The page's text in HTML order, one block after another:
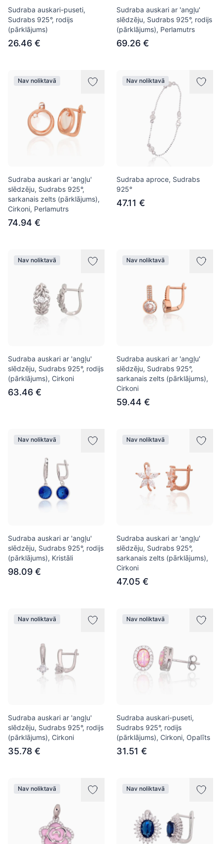
Sudraba auskari-puseti,
Sudrabs 925°, rodijs
(pārklājums)
26.46 €
Sudraba auskari ar 'angļu'
slēdzēju, Sudrabs 925°, rodijs
(pārklājums), Perlamutrs
69.26 €
Nav noliktavā
Sudraba auskari ar 'angļu'
slēdzēju, Sudrabs 925°,
sarkanais zelts (pārklājums),
Cirkoni, Perlamutrs
74.94 €
Nav noliktavā
Sudraba aproce, Sudrabs
925°
47.11 €
Nav noliktavā
Sudraba auskari ar 'angļu'
slēdzēju, Sudrabs 925°, rodijs
(pārklājums), Cirkoni
63.46 €
Nav noliktavā
Sudraba auskari ar 'angļu'
slēdzēju, Sudrabs 925°,
sarkanais zelts (pārklājums),
Cirkoni
59.44 €
Nav noliktavā
Sudraba auskari ar 'angļu'
slēdzēju, Sudrabs 925°, rodijs
(pārklājums), Kristāli
98.09 €
Nav noliktavā
Sudraba auskari ar 'angļu'
slēdzēju, Sudrabs 925°,
sarkanais zelts (pārklājums),
Cirkoni
47.05 €
Nav noliktavā
Sudraba auskari ar 'angļu'
slēdzēju, Sudrabs 925°, rodijs
(pārklājums), Cirkoni
35.78 €
Nav noliktavā
Sudraba auskari-puseti,
Sudrabs 925°, rodijs
(pārklājums), Cirkoni, Opalīts
31.51 €
Nav noliktavā Nav noliktavā